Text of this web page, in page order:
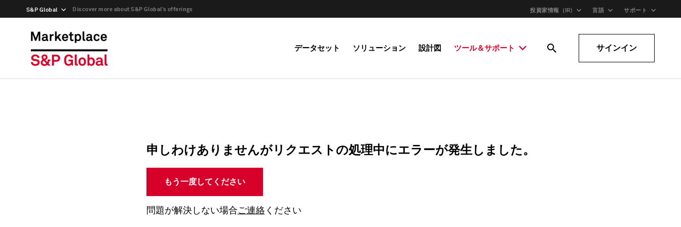
S&P Global Discover more about S&P Global’s offerings 投資家情報（IR) 言語 サポート
データセット ソリューション 設計図 ツール＆サポート サインイン
申しわけありませんがリクエストの処理中にエラーが発生しました。
もう一度してください
問題が解決しない場合ご連絡 ください